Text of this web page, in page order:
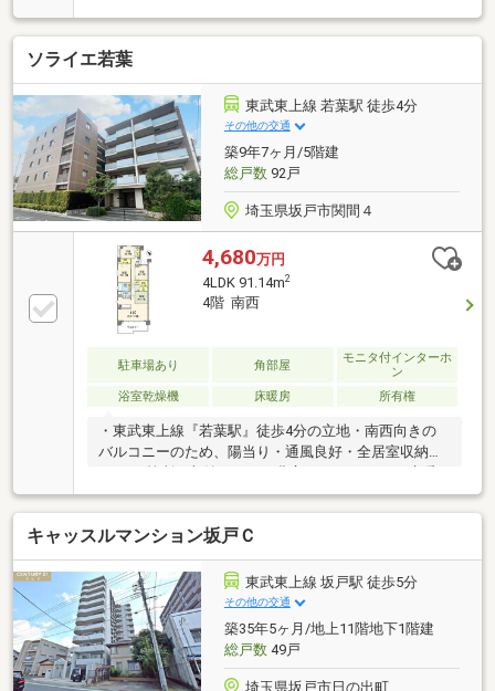
徒歩2分、スーパーは徒歩6分と生活必需品は 徒歩圏
内で揃えられます♪・駅から都心までのアクセスも良
好♪東武東上線で池袋駅まで約48分♪・充実のマンショ
ン設備♪エレベーター、システムキッチン、温水洗浄
便座等♪・ペット飼育相談可♪一住戸犬猫一匹、体長
50cm以下、他飼育細則あり♪※駐車場なし・バイク置
き場なし・トランクルームなし・楽器使用制限あり・
民泊事業不可・無料駐輪場の空きは7台あり♪(都度、要
確認)
ソライエ若葉
東武東上線 若葉駅 徒歩4分
その他の交通
築9年7ヶ月/5階建
総戸数92戸
埼玉県坂戸市関間４
4,680万円
4LDK 91.14m2
4階 南西
駐車場あり 角部屋
モニタ付インターホ
ン
浴室乾燥機
床暖房 所有権
・東武東上線『若葉駅』徒歩4分の立地・南西向きの
バルコニーのため、陽当り・通風良好・全居室収納か
房付き！・ペット飼育可（細則有）・不在時でも安心
な宅配ボックス～周辺住環境～・ヤオコー若葉駅西口
店 徒歩4分・ファミリーマート若葉駅西口店 徒歩4
分・ウエルシア鶴ヶ島藤金店 徒歩8分・坂戸市立南
小学校 徒歩21分・坂戸市立坂戸中学校 徒歩18分※
内外観画像はAIによる加工をしております。
キャッスルマンション坂戸Ｃ
東武東上線 坂戸駅 徒歩5分
その他の交通
築35年5ヶ月/地上11階地下1階建
総戸数49戸
埼玉県坂戸市日の出町